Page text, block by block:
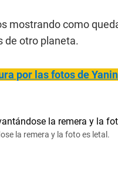
mostrando como
de otro planeta.
ra por las fotos de
la remera y la foto es letal.